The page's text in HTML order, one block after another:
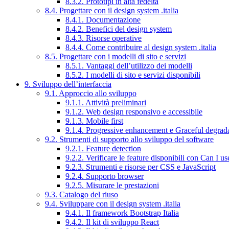
8.4. Progettare con il design system .italia
8.4.1. Documentazione
8.4.2. Benefici del design system
8.4.3. Risorse operative
8.4.4. Come contribuire al design system .italia
8.5. Progettare con i modelli di sito e servizi
8.5.1. Vantaggi dell’utilizzo dei modelli
8.5.2. I modelli di sito e servizi disponibili
9. Sviluppo dell’interfaccia
9.1. Approccio allo sviluppo
9.1.1. Attività preliminari
9.1.2. Web design responsivo e accessibile
9.1.3. Mobile first
9.1.4. Progressive enhancement e Graceful
9.2. Strumenti di supporto allo sviluppo del software
9.2.1. Feature detection
9.2.2. Verificare le feature disponibili con Can I
9.2.3. Strumenti e risorse per CSS e JavaScript
9.2.4. Supporto browser
9.2.5. Misurare le prestazioni
9.3. Catalogo del riuso
9.4. Sviluppare con il design system .italia
9.4.1. Il framework Bootstrap Italia
9.4.2. Il kit di sviluppo React